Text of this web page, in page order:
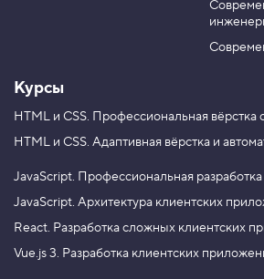
r
a
m
Курсы
HTML и CSS. Профессиональная вёрстка
HTML и CSS. Адаптивная вёрстка и
JavaScript. Профессиональная
JavaScript. Архитектура клиентских
React. Разработка сложных клиентских
Vue.js 3. Разработка клиентских